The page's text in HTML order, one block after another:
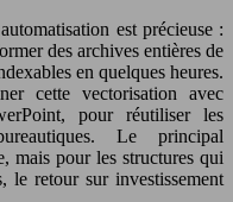
est précieuse :
des archives entières de
en quelques heures.
cette vectorisation avec
pour réutiliser les
Le principal
mais pour les structures qui
le retour sur investissement